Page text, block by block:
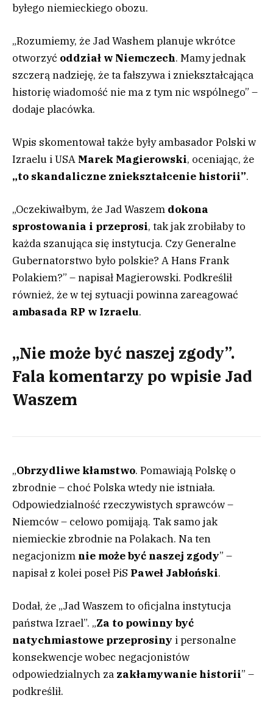
byłego niemieckiego obozu.
„Rozumiemy, że Jad Washem planuje wkrótce
otworzyć oddział w Niemczech. Mamy jednak
szczerą nadzieję, że ta fałszywa i zniekształcająca
historię wiadomość nie ma z tym nic wspólnego” –
dodaje placówka.
Wpis skomentował także były ambasador Polski w
Izraelu i USA Marek Magierowski, oceniając, że
„to skandaliczne zniekształcenie historii”.
„Oczekiwałbym, że Jad Waszem dokona
sprostowania i przeprosi, tak jak zrobiłaby to
każda szanująca się instytucja. Czy Generalne
Gubernatorstwo było polskie? A Hans Frank
Polakiem?” – napisał Magierowski. Podkreślił
również, że w tej sytuacji powinna zareagować
ambasada RP w Izraelu.
„Nie może być naszej zgody”.
Fala komentarzy po wpisie Jad
Waszem
„Obrzydliwe kłamstwo. Pomawiają Polskę o
zbrodnie – choć Polska wtedy nie istniała.
Odpowiedzialność rzeczywistych sprawców –
Niemców – celowo pomijają. Tak samo jak
niemieckie zbrodnie na Polakach. Na ten
negacjonizm nie może być naszej zgody” –
napisał z kolei poseł PiS Paweł Jabłoński.
Dodał, że „Jad Waszem to oficjalna instytucja
państwa Izrael”. „Za to powinny być
natychmiastowe przeprosiny i personalne
konsekwencje wobec negacjonistów
odpowiedzialnych za zakłamywanie historii” –
podkreślił.